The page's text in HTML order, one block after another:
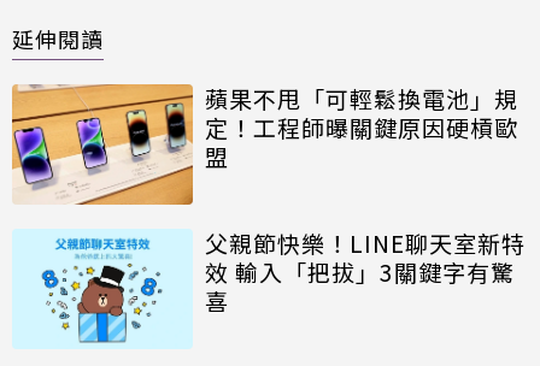
延伸閱讀
蘋果不甩「可輕鬆換電池」規
定！工程師曝關鍵原因硬槓歐
盟
父親節快樂！LINE聊天室新特
效 輸入「把拔」3關鍵字有驚
喜